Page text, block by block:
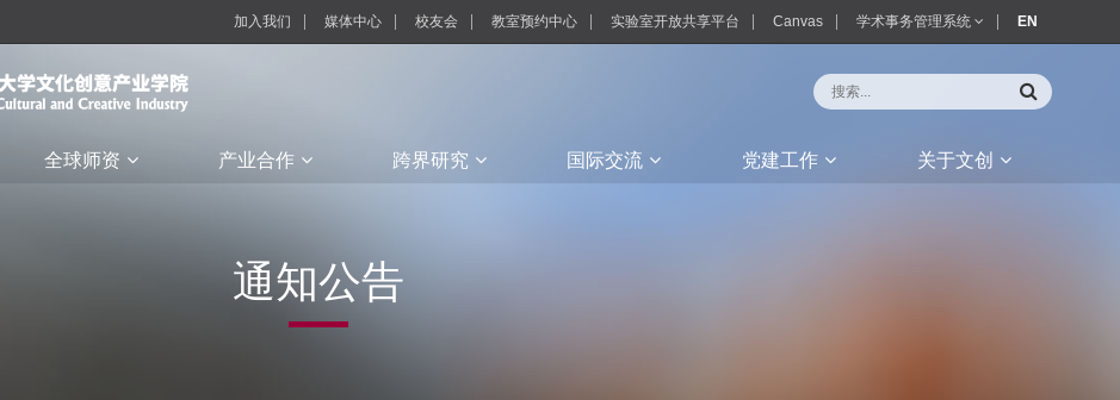
加入我们 媒体中心 校友会 教室预约中心 实验室开放共享平台 Canvas 学术事务管理系统 EN
全球师资 产业合作 跨界研究 国际交流 党建工作 关于文创
通知公告